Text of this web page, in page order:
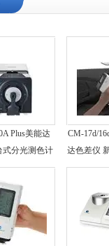
Plus美能达
式分光测色计
CM-17d/
达色差仪